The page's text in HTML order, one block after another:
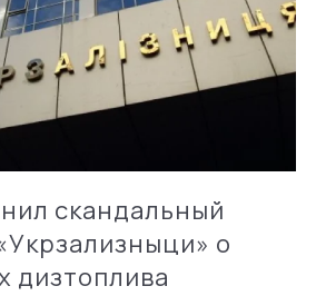
скандальный
о
дизтоплива